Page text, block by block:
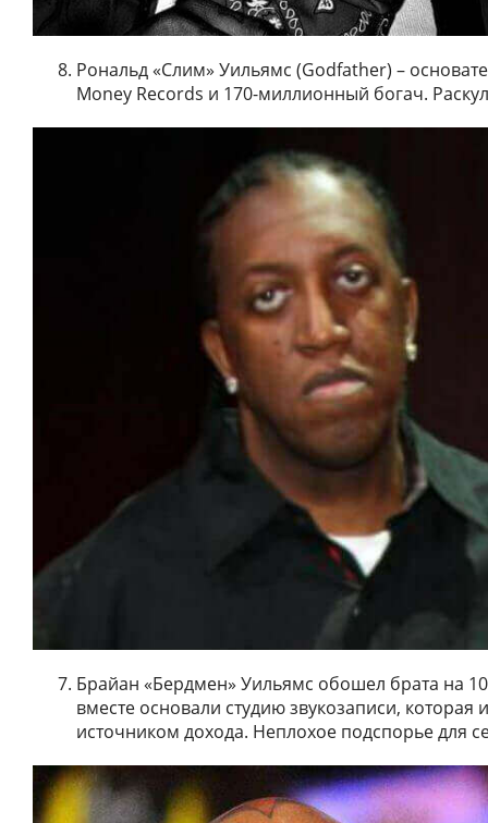
Рональд «Слим» Уильямс (Godfather) –
Money Records и 170-миллионный богач.
Брайан «Бердмен» Уильямс обошел брата на
вместе основали студию звукозаписи, которая
источником дохода. Неплохое подспорье для